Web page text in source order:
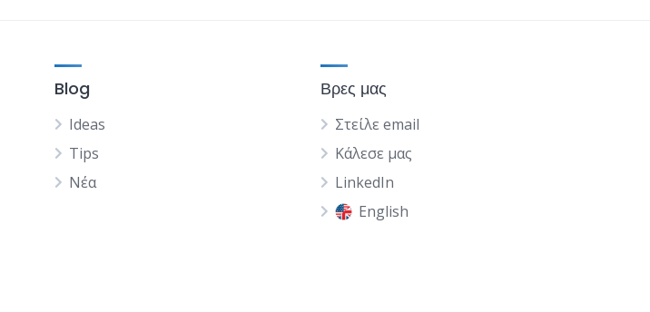
Blog
Ideas
Tips
Νέα
Βρες μας
Στείλε email
Κάλεσε μας
LinkedIn
English